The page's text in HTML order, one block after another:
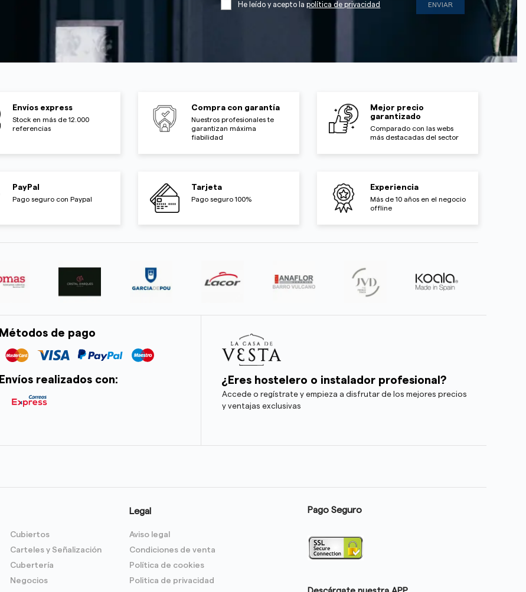
He leído y acepto lapolítica de privacidad
Envíos express
Stock en más de 12.000
referencias
Compra con garantía
Nuestros profesionales te
garantizan máxima
fiabilidad
Mejor precio
garantizado
Comparado con las webs
más destacadas del sector
PayPal
Pago seguro con Paypal
Tarjeta
Pago seguro 100%
Experiencia
Más de 10 años en el negocio
offline
Métodos de pago
Envíos realizados con: ¿Eres hostelero o instalador profesional?
Accede o regístrate y empieza a disfrutar de los mejores precios
y ventajas exclusivas
Cubiertos
Carteles y Señalización
Cubertería
Negocios
Legal
Aviso legal
Condiciones de venta
Política de cookies
Politica de privacidad
Pago Seguro